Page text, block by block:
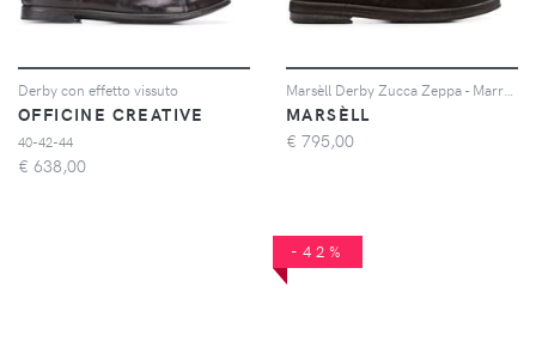
Derby con effetto vissuto
OFFICINE CREATIVE
40-42-44
€ 638,00
MARSÈLL
€ 795,00
-42%